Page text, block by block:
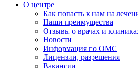
О центре
Как попасть к нам на
Наши преимущества
Отзывы о врачах и
Новости
Информация по ОМС
Лицензии, разрешения
Вакансии